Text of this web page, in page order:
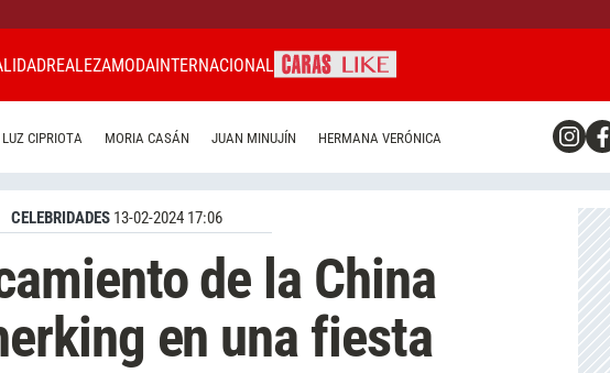
REALEZAMODAINTERNACIONAL
LUZ CIPRIOTA MORIA CASÁN JUAN MINUJÍN HERMANA VERÓNICA
CELEBRIDADES 13-02-2024 17:06
de la China
en una fiesta